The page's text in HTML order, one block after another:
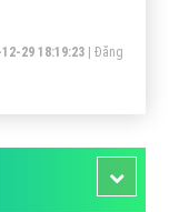
29 18:19:23|Đăng